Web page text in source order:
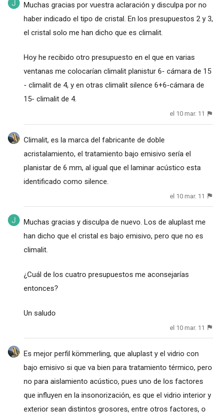
Muchas gracias por vuestra aclaración y disculpa por no
haber indicado el tipo de cristal. En los presupuestos 2 y 3,
el cristal solo me han dicho que es climalit.
Hoy he recibido otro presupuesto en el que en varias
ventanas me colocarían climalit planistur 6- cámara de 15
- climalit de 4, y en otras climalit silence 6+6-cámara de
15- climalit de 4.
el 10 mar. 11
Climalit, es la marca del fabricante de doble
acristalamiento, el tratamiento bajo emisivo sería el
planistar de 6 mm, al igual que el laminar acústico esta
identificado como silence.
el 10 mar. 11
Muchas gracias y disculpa de nuevo. Los de aluplast me
han dicho que el cristal es bajo emisivo, pero que no es
climalit.
¿Cuál de los cuatro presupuestos me aconsejarías
entonces?
Un saludo
el 10 mar. 11
Es mejor perfil kömmerling, que aluplast y el vidrio con
bajo emisivo si que va bien para tratamiento térmico, pero
no para aislamiento acústico, pues uno de los factores
que influyen en la insonorización, es que el vidrio interior y
exterior sean distintos grosores, entre otros factores, o